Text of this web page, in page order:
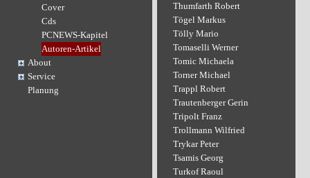
Cover
Cds
PCNEWS-Kapitel
Autoren-Artikel
About
Service
Planung
Thumfarth Robert
Tögel Markus
Tölly Mario
Tomaselli Werner
Tomic Michaela
Torner Michael
Trappl Robert
Trautenberger Gerin
Tripolt Franz
Trollmann Wilfried
Trykar Peter
Tsamis Georg
Turkof Raoul